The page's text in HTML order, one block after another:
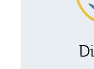
comme le
domaines
objectif de
de parents «
familles tout